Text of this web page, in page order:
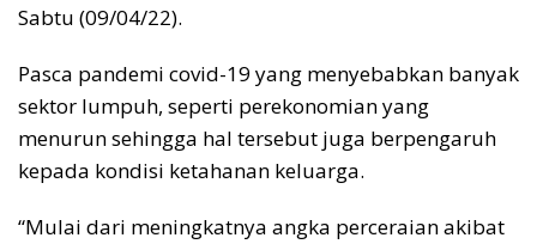
Sabtu (09/04/22).
Pasca pandemi covid-19 yang menyebabkan banyak
sektor lumpuh, seperti perekonomian yang
menurun sehingga hal tersebut juga berpengaruh
kepada kondisi ketahanan keluarga.
“Mulai dari meningkatnya angka perceraian akibat